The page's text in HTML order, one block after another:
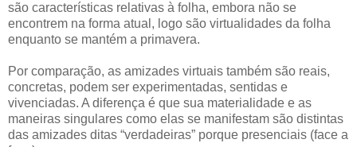
são características relativas à folha, embora não se
encontrem na forma atual, logo são virtualidades da folha
enquanto se mantém a primavera.
Por comparação, as amizades virtuais também são reais,
concretas, podem ser experimentadas, sentidas e
vivenciadas. A diferença é que sua materialidade e as
maneiras singulares como elas se manifestam são distintas
das amizades ditas “verdadeiras” porque presenciais (face a